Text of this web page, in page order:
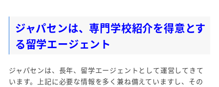
ジャパセンは、専門学校紹介を得意とす
る留学エージェント
ジャパセンは、長年、留学エージェントとして運営してきて
います。上記に必要な情報を多く兼ね備えていますし、その